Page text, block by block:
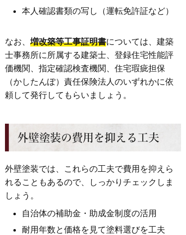
本人確認書類の写し（運転免許証など）
なお、 増改築等工事証明書については、建築
士事務所に所属する建築士、登録住宅性能評
価機関、指定確認検査機関、住宅瑕疵担保
（かしたんぽ）責任保険法人のいずれかに依
頼して発行してもらいましょう。
外壁塗装の費用を抑える工夫
外壁塗装では、これらの工夫で費用を抑えら
れることもあるので、しっかりチェックしま
しょう。
自治体の補助金・助成金制度の活用
耐用年数と価格を見て塗料選びを工夫